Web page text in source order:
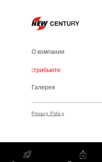
Privacy Policy
О компании
Галерея
Дистрибьютеры